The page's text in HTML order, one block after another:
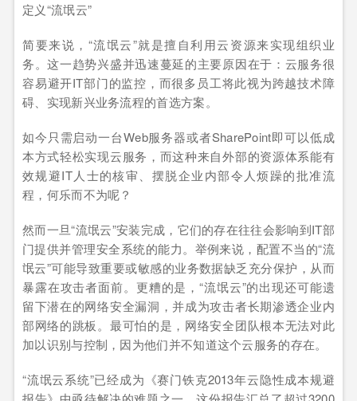
定义“流氓云”
简要来说，“流氓云”就是擅自利用云资源来实现组织业
务。这一趋势兴盛并迅速蔓延的主要原因在于：云服务很
容易避开IT部门的监控，而很多员工将此视为跨越技术障
碍、实现新兴业务流程的首选方案。
如今只需启动一台Web服务器或者SharePoint即可以低成
本方式轻松实现云服务，而这种来自外部的资源体系能有
效规避IT人士的核审、摆脱企业内部令人烦躁的批准流
程，何乐而不为呢？
然而一旦“流氓云”安装完成，它们的存在往往会影响到IT部
门提供并管理安全系统的能力。举例来说，配置不当的“流
氓云”可能导致重要或敏感的业务数据缺乏充分保护，从而
暴露在攻击者面前。更糟的是，“流氓云”的出现还可能遗
留下潜在的网络安全漏洞，并成为攻击者长期渗透企业内
部网络的跳板。最可怕的是，网络安全团队根本无法对此
加以识别与控制，因为他们并不知道这个云服务的存在。
“流氓云系统”已经成为《赛门铁克2013年云隐性成本规避